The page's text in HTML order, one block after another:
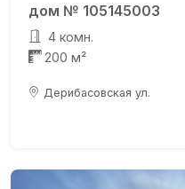
дом № 105145003
4 комн.
200 м²
Дерибасовская ул.